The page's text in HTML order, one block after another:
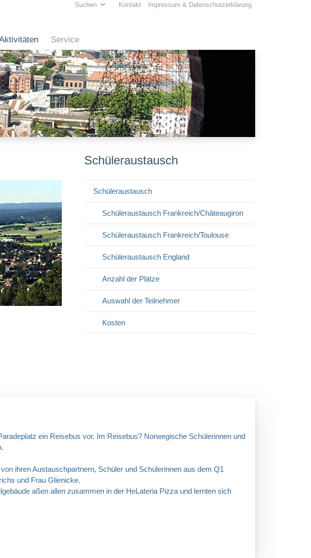
Suchen Kontakt Impressum & Datenschutzerklärung
Service
Schüleraustausch
Schüleraustausch
Schüleraustausch Frankreich/Châteaugiron
Schüleraustausch Frankreich/Toulouse
Schüleraustausch England
Anzahl der Plätze
Auswahl der Teilnehmer
Kosten
ein Reisebus vor. Im Reisebus? Norwegische Schülerinnen und
ihren Austauschpartnern, Schüler und Schülerinnen aus dem Q1
und Frau Glienicke.
aßen allen zusammen in der HeLateria Pizza und lernten sich